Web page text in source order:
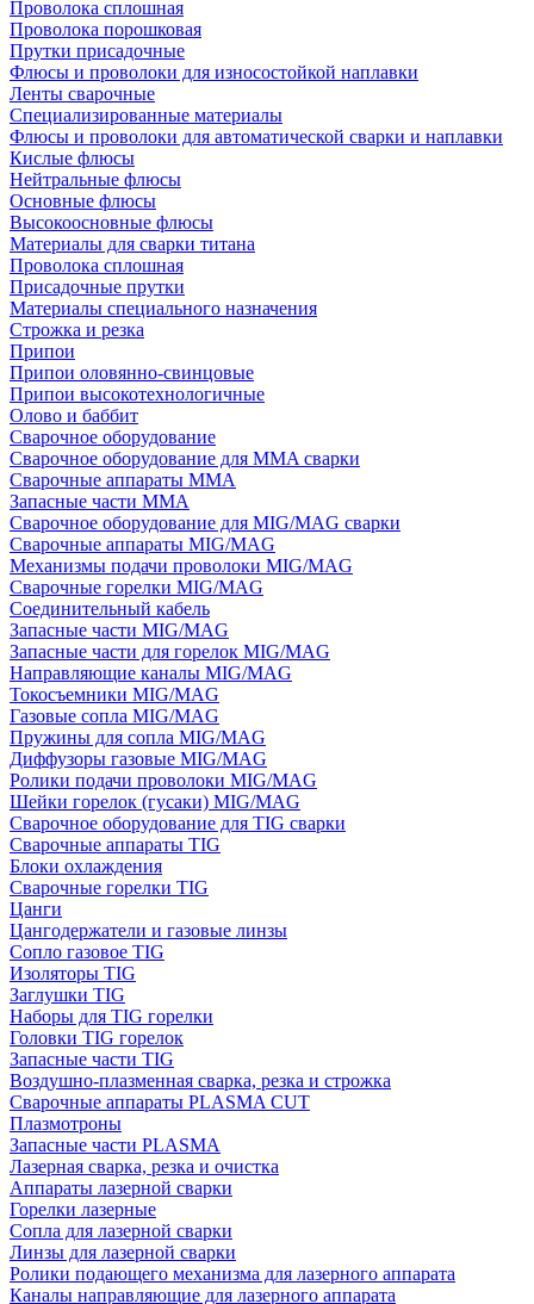
Проволока сплошная
Проволока порошковая
Прутки присадочные
Флюсы и проволоки для износостойкой наплавки
Ленты сварочные
Специализированные материалы
Флюсы и проволоки для автоматической сварки и наплавки
Кислые флюсы
Нейтральные флюсы
Основные флюсы
Высокоосновные флюсы
Материалы для сварки титана
Проволока сплошная
Присадочные прутки
Материалы специального назначения
Строжка и резка
Припои
Припои оловянно-свинцовые
Припои высокотехнологичные
Олово и баббит
Сварочное оборудование
Сварочное оборудование для MMA сварки
Сварочные аппараты MMA
Запасные части MMA
Сварочное оборудование для MIG/MAG сварки
Сварочные аппараты MIG/MAG
Механизмы подачи проволоки MIG/MAG
Сварочные горелки MIG/MAG
Соединительный кабель
Запасные части MIG/MAG
Запасные части для горелок MIG/MAG
Направляющие каналы MIG/MAG
Токосъемники MIG/MAG
Газовые сопла MIG/MAG
Пружины для сопла MIG/MAG
Диффузоры газовые MIG/MAG
Ролики подачи проволоки MIG/MAG
Шейки горелок (гусаки) MIG/MAG
Сварочное оборудование для TIG сварки
Сварочные аппараты TIG
Блоки охлаждения
Сварочные горелки TIG
Цанги
Цангодержатели и газовые линзы
Сопло газовое TIG
Изоляторы TIG
Заглушки TIG
Наборы для TIG горелки
Головки TIG горелок
Запасные части TIG
Воздушно-плазменная сварка, резка и строжка
Сварочные аппараты PLASMA CUT
Плазмотроны
Запасные части PLASMA
Лазерная сварка, резка и очистка
Аппараты лазерной сварки
Горелки лазерные
Сопла для лазерной сварки
Линзы для лазерной сварки
Ролики подающего механизма для лазерного аппарата
Каналы направляющие для лазерного аппарата